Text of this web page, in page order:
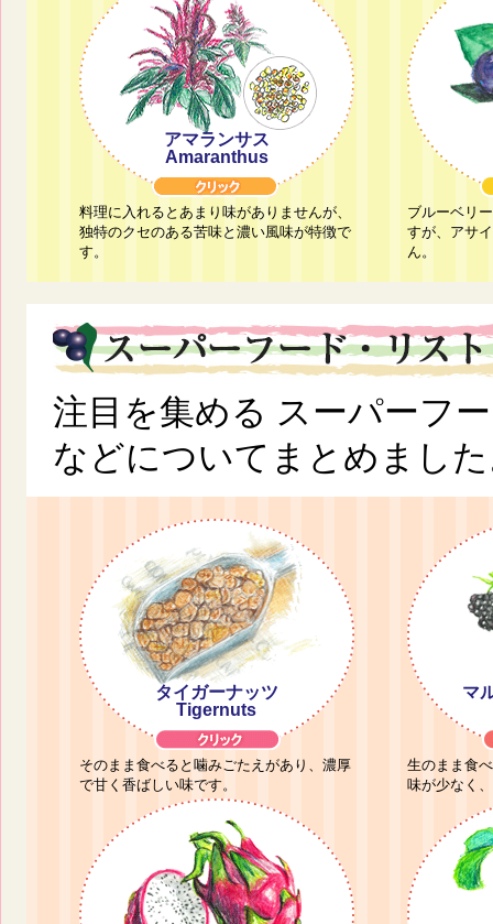
アマランサス
Amaranthus
料理に入れるとあまり味がありませんが、
独特のクセのある苦味と濃い風味が特徴で
す。
ブルーベリ
すが、アサ
ん。
注目を集める スーパーフ
などについてまとめまし
タイガーナッツ
Tigernuts
そのまま食べると噛みごたえがあり、濃厚
で甘く香ばしい味です。
マ
生のまま食
味が少なく